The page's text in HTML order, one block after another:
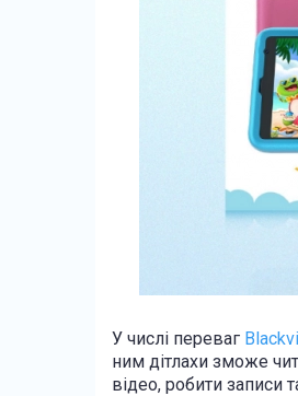
У числі переваг
ним дітлахи зможе
відео, робити записи